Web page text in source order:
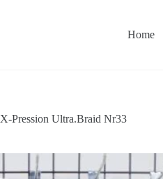
Home
X-Pression Ultra.Braid Nr33